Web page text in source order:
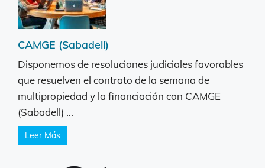
CAMGE (Sabadell)
Disponemos de resoluciones judiciales favorables
que resuelven el contrato de la semana de
multipropiedad y la financiación con CAMGE
(Sabadell) ...
Leer Más